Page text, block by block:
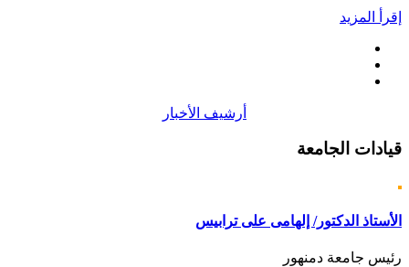
إقرأ المزيد
أرشيف الأخبار
قيادات الجامعة
الأستاذ الدكتور/ إلهامى على ترابيس
رئيس جامعة دمنهور